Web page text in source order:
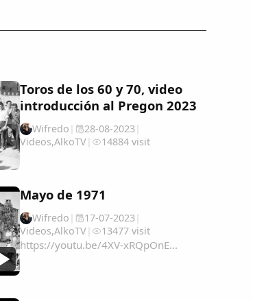
Toros de los 60 y 70, video
introducción al Pregon 2023
Wifredo | 28-08-2023|
Videos,AlkoTV| 14884 visit
Mayo de 1971
Wifredo | 17-07-2023|
Videos,AlkoTV| 13477 visit
https://youtu.be/4XV-xRQpOnE...